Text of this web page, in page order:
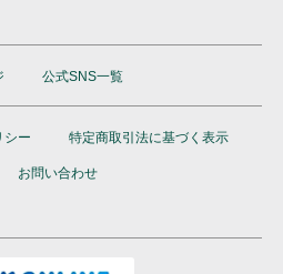
公式SNS一覧
シー 特定商取引法に基づく表示
お問い合わせ